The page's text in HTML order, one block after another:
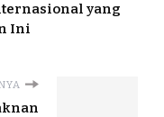
yang
Ini